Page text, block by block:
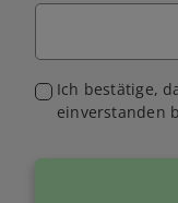
Ich bestätige,
einverstanden